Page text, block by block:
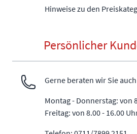
Hinweise zu den
Persönlicher
Gerne beraten wir Sie
Montag - Donnerstag: von
Freitag: von 8.00 - 16.00